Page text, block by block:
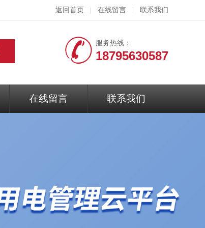
返回首页 在线留言 联系我们
服务热线：
18795630587
在线留言 联系我们